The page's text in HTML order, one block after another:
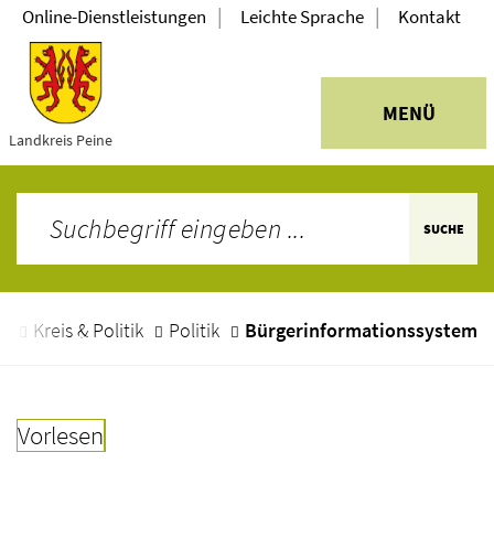
Landkreis Peine
MENÜ
Online-Dienstleistungen | Leichte Sprache | Kontakt
SUCHE
Kreis & Politik Politik Bürgerinformationssystem
Vorlesen